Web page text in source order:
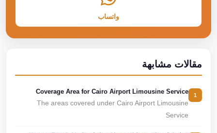
واتساب
مقالات مشابهة
Coverage Area for Cairo Airport Limousine Service
The areas covered under Cairo Airport Limousine
Service